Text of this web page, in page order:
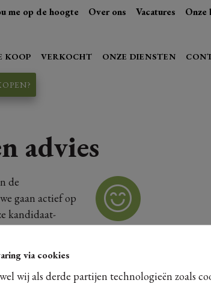
via cookies
wij als derde partijen technologieën zoals
me op de hoogte Over ons Vacatures Onze
KOOP VERKOCHT ONZE DIENSTEN
advies
de
gaan actief op
kandidaat-